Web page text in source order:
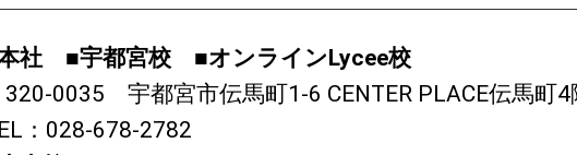
社 ■宇都宮校 ■オンラインLycee校
320-0035 宇都宮市伝馬町1-6 CENTER PLACE伝馬町4
：028-678-2782